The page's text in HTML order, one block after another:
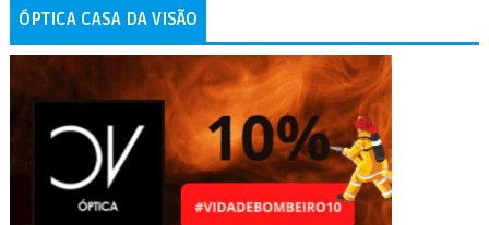
ÓPTICA CASA DA VISÃO